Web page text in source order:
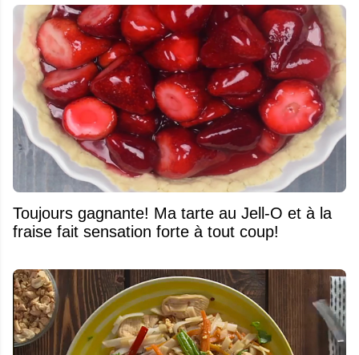
Toujours gagnante! Ma tarte au Jell-O et à la
fraise fait sensation forte à tout coup!